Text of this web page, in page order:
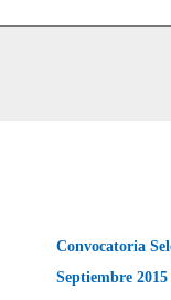
Convocatoria
Septiembre